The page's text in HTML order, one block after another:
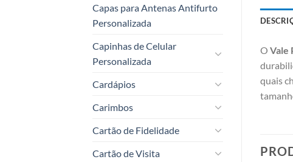
Capas para Antenas Antifurto
Personalizada
Capinhas de Celular
Personalizada
Cardápios
Carimbos
Cartão de Fidelidade
Cartão de Visita
O Vale
quais